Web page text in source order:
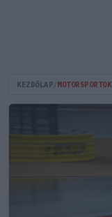
KEZDŐLAP MOTORSPORTOK